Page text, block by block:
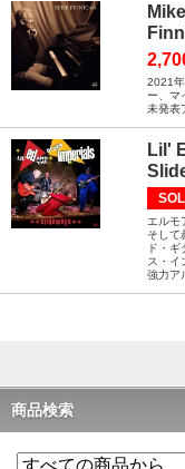
2021
ー、マ
未発表
Lil'
エルモ
そして
ド・
ス・イ
強力ア
商品検索